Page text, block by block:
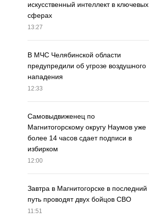
искусственный интеллект в ключевых
сферах
13:27
В МЧС Челябинской области
предупредили об угрозе воздушного
нападения
12:33
Самовыдвиженец по
Магнитогорскому округу Наумов уже
более 14 часов сдает подписи в
избирком
12:00
Завтра в Магнитогорске в последний
путь проводят двух бойцов СВО
11:51